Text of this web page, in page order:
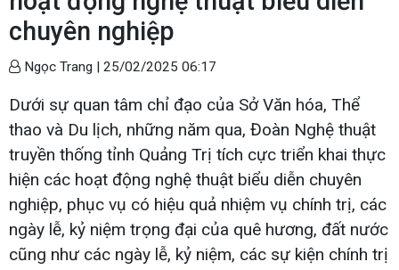
chuyên nghiệp
Ngọc Trang | 25/02/2025 06:17
Dưới sự quan tâm chỉ đạo của Sở Văn hóa, Thể
thao và Du lịch, những năm qua, Đoàn Nghệ thuật
truyền thống tỉnh Quảng Trị tích cực triển khai thực
hiện các hoạt động nghệ thuật biểu diễn chuyên
nghiệp, phục vụ có hiệu quả nhiệm vụ chính trị, các
ngày lễ, kỷ niệm trọng đại của quê hương, đất nước
cũng như các ngày lễ, kỷ niệm, các sự kiện chính trị